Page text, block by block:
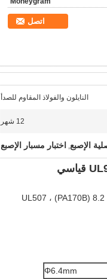
اتصل
النايلون والفولاذ المقاوم للصدأ
12 شهر
, اختبار مسبار الإصبع
8.2 (PA170B) ، UL507
Φ6.4mm